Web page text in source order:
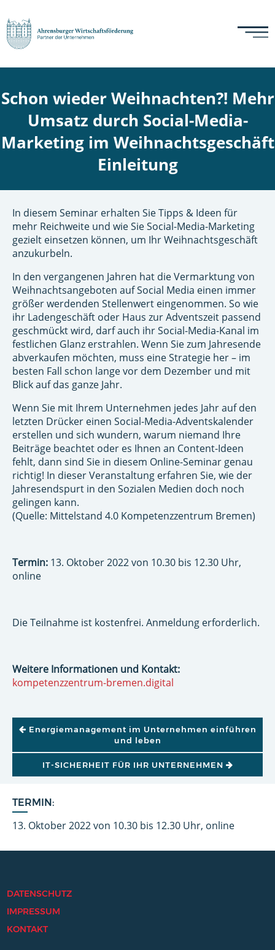
Schon wieder Weihnachten?! Mehr
Umsatz durch Social-Media-
Marketing im Weihnachtsgeschäft
Einleitung
TERMIN:
13. Oktober 2022 von 10.30 bis 12.30 Uhr, online
In diesem Seminar erhalten Sie Tipps & Ideen für
mehr Reichweite und wie Sie Social-Media-Marketing
gezielt einsetzen können, um Ihr Weihnachtsgeschäft
anzukurbeln.
In den vergangenen Jahren hat die Vermarktung von
Weihnachtsangeboten auf Social Media einen immer
größer werdenden Stellenwert eingenommen. So wie
ihr Ladengeschäft oder Haus zur Adventszeit passend
geschmückt wird, darf auch ihr Social-Media-Kanal im
festlichen Glanz erstrahlen. Wenn Sie zum Jahresende
abverkaufen möchten, muss eine Strategie her – im
besten Fall schon lange vor dem Dezember und mit
Blick auf das ganze Jahr.
Wenn Sie mit Ihrem Unternehmen jedes Jahr auf den
letzten Drücker einen Social-Media-Adventskalender
erstellen und sich wundern, warum niemand Ihre
Beiträge beachtet oder es Ihnen an Content-Ideen
fehlt, dann sind Sie in diesem Online-Seminar genau
richtig! In dieser Veranstaltung erfahren Sie, wie der
Jahresendspurt in den Sozialen Medien doch noch
gelingen kann.
(Quelle: Mittelstand 4.0 Kompetenzzentrum Bremen)
Termin: 13. Oktober 2022 von 10.30 bis 12.30 Uhr,
online
Die Teilnahme ist kostenfrei. Anmeldung erforderlich.
Weitere Informationen und Kontakt:
kompetenzzentrum-bremen.digital
BEITRAGSNAVIGATION
Energiemanagement im Unternehmen einführen
und leben
IT-SICHERHEIT FÜR IHR UNTERNEHMEN
DATENSCHUTZ
IMPRESSUM
KONTAKT